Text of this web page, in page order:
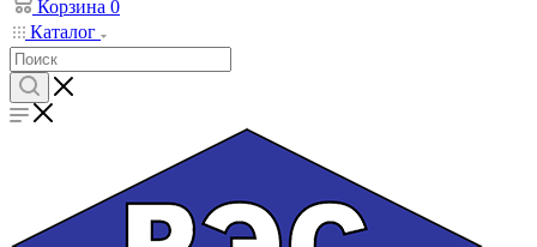
Корзина 0
Каталог